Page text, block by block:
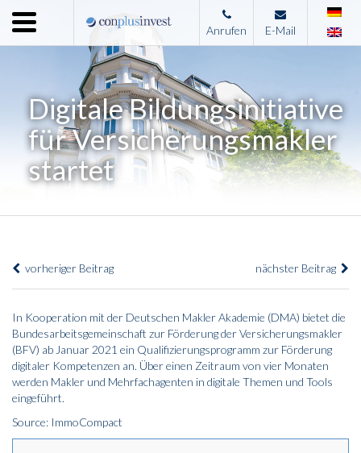
Menu
Home
Unternehmen
Leistungen
Immobilienangebote
News
Impressum
Anrufen E-Mail
Digitale Bildungsinitiative
für Versicherungsmakler
startet
vorheriger Beitrag nächster Beitrag
In Kooperation mit der Deutschen Makler Akademie (DMA) bietet die
Bundesarbeitsgemeinschaft zur Förderung der Versicherungsmakler
(BFV) ab Januar 2021 ein Qualifizierungsprogramm zur Förderung
digitaler Kompetenzen an. Über einen Zeitraum von vier Monaten
werden Makler und Mehrfachagenten in digitale Themen und Tools
eingeführt.
Source: ImmoCompact